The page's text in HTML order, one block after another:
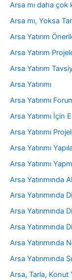
Arsa mı daha çok
Arsa mı, Yoksa
Arsa Yatırım
Arsa Yatırım
Arsa Yatırım
Arsa Yatırımı
Arsa Yatırımı
Arsa Yatırımı İçin
Arsa Yatırımı
Arsa Yatırımı
Arsa Yatırımı
Arsa Yatırımında
Arsa Yatırımında
Arsa Yatırımında
Arsa Yatırımında
Arsa Yatırımında
Arsa Yatırımında
Arsa, Tarla, Konut